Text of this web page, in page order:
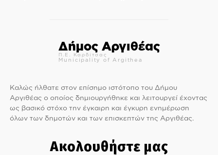
Δήμος Αργιθέας
Π.Ε. Καρδίτσας
Municipality of Argithea
Καλώς ήλθατε στον επίσημο ιστότοπο του Δήμου
Αργιθέας ο οποίος δημιουργήθηκε και λειτουργεί έχοντας
ως βασικό στόχο την έγκαιρη και έγκυρη ενημέρωση
όλων των δημοτών και των επισκεπτών της Αργιθέας.
Ακολουθήστε μας